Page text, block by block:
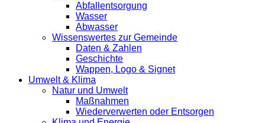
Abfallentsorgung
Wasser
Abwasser
Wissenswertes zur Gemeinde
Daten & Zahlen
Geschichte
Wappen, Logo & Signet
Umwelt & Klima
Natur und Umwelt
Maßnahmen
Wiederverwerten oder Entsorgen